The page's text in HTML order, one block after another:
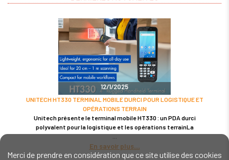
Merci de prendre en considération que ce site utilise des cookies
12/1/2025
UNITECH HT330 TERMINAL MOBILE DURCI POUR LOGISTIQUE ET
OPÉRATIONS TERRAIN
Unitech présente le terminal mobile HT330 : un PDA durci
polyvalent pour la logistique et les opérations terrainLa
En savoir plus